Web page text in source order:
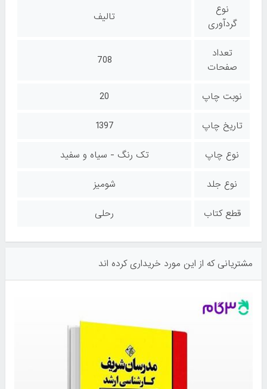
نوع
گردآوری
تالیف
تعداد
صفحات
708
نوبت چاپ 20
تاریخ چاپ 1397
نوع چاپ تک رنگ - سیاه و سفید
نوع جلد شومیز
قطع کتاب رحلی
مشتریانی که از این مورد خریداری کرده اند